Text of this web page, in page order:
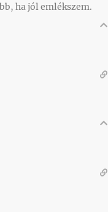
ha jól emlékszem.